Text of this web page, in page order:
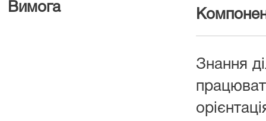
Вимога
Знання